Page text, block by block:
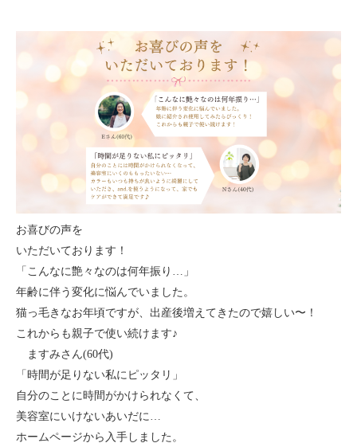
お喜びの声を
いただいております！
「こんなに艶々なのは何年振り…」
年齢に伴う変化に悩んでいました。
猫っ毛きなお年頃ですが、出産後増えてきたので嬉しい〜！
これからも親子で使い続けます♪
ますみさん(60代)
「時間が足りない私にピッタリ」
自分のことに時間がかけられなくて、
美容室にいけないあいだに…
ホームページから入手しました。